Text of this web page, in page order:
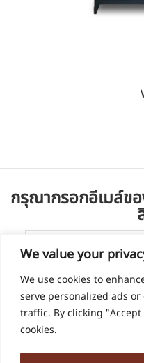
We value your
We use cookies to
serve personalized ads
traffic. By clicking
cookies.
กรุณากรอกอีเมล์ข